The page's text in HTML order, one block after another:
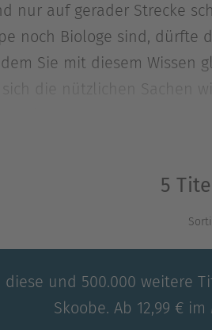
nur auf gerader Strecke
noch Biologe sind, dürfte
Sie mit diesem Wissen
die nützlichen Sachen
dieser Themenwelt zehn
5
diese und 500.000 weitere
Skoobe. Ab 12,99 € im